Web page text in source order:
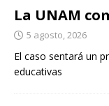
La UNAM
5 agosto, 2026
El caso sentará un
educativas